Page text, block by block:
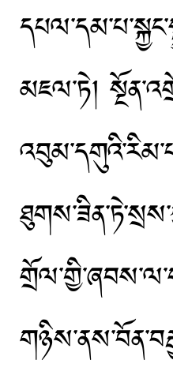
མཇལ་ཏེ།